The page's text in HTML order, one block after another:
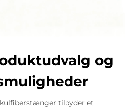
og
kulfiberstænger tilbyder et